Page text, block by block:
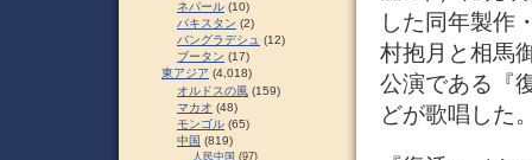
した同年製作
村抱月と相馬
公演である『
どが歌唱した
ネパール (10)
パキスタン (2)
バングラデシュ (12)
ブータン (17)
東アジア (4,018)
オルドスの風 (159)
マカオ (48)
モンゴル (65)
中国 (819)
人民中国 (97)